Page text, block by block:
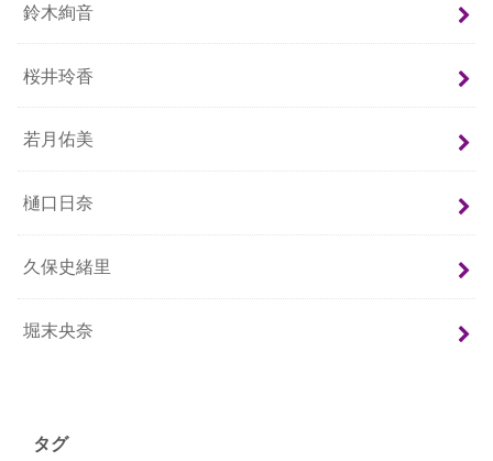
鈴木絢音
桜井玲香
若月佑美
樋口日奈
久保史緒里
堀末央奈
タグ